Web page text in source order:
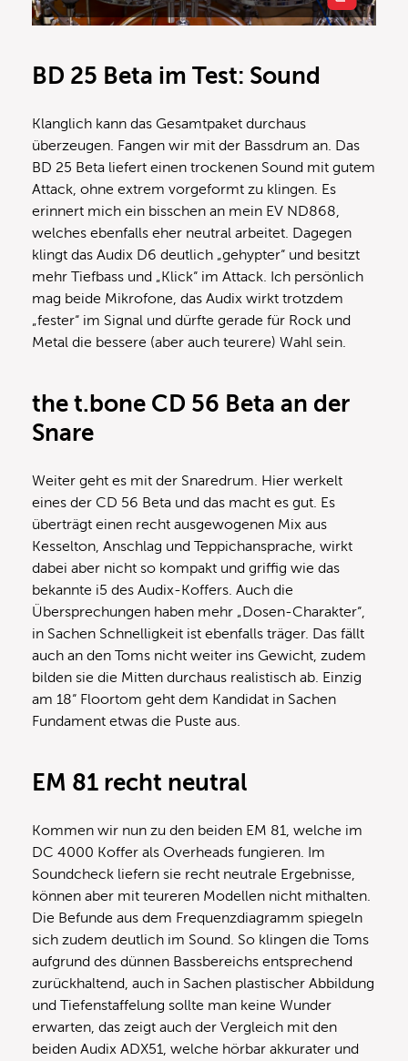
BD 25 Beta im Test: Sound
Klanglich kann das Gesamtpaket durchaus
überzeugen. Fangen wir mit der Bassdrum an. Das
BD 25 Beta liefert einen trockenen Sound mit gutem
Attack, ohne extrem vorgeformt zu klingen. Es
erinnert mich ein bisschen an mein EV ND868,
welches ebenfalls eher neutral arbeitet. Dagegen
klingt das Audix D6 deutlich „gehypter“ und besitzt
mehr Tiefbass und „Klick“ im Attack. Ich persönlich
mag beide Mikrofone, das Audix wirkt trotzdem
„fester“ im Signal und dürfte gerade für Rock und
Metal die bessere (aber auch teurere) Wahl sein.
the t.bone CD 56 Beta an der
Snare
Weiter geht es mit der Snaredrum. Hier werkelt
eines der CD 56 Beta und das macht es gut. Es
überträgt einen recht ausgewogenen Mix aus
Kesselton, Anschlag und Teppichansprache, wirkt
dabei aber nicht so kompakt und griffig wie das
bekannte i5 des Audix-Koffers. Auch die
Übersprechungen haben mehr „Dosen-Charakter“,
in Sachen Schnelligkeit ist ebenfalls träger. Das fällt
auch an den Toms nicht weiter ins Gewicht, zudem
bilden sie die Mitten durchaus realistisch ab. Einzig
am 18“ Floortom geht dem Kandidat in Sachen
Fundament etwas die Puste aus.
EM 81 recht neutral
Kommen wir nun zu den beiden EM 81, welche im
DC 4000 Koffer als Overheads fungieren. Im
Soundcheck liefern sie recht neutrale Ergebnisse,
können aber mit teureren Modellen nicht mithalten.
Die Befunde aus dem Frequenzdiagramm spiegeln
sich zudem deutlich im Sound. So klingen die Toms
aufgrund des dünnen Bassbereichs entsprechend
zurückhaltend, auch in Sachen plastischer Abbildung
und Tiefenstaffelung sollte man keine Wunder
erwarten, das zeigt auch der Vergleich mit den
beiden Audix ADX51, welche hörbar akkurater und